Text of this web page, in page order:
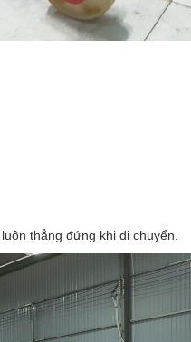
thẳng đứng khi di chuyển.